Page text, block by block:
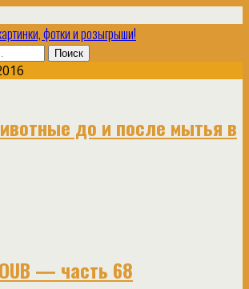
фотки и розыгрыши!
до и после мытья в
— часть 68